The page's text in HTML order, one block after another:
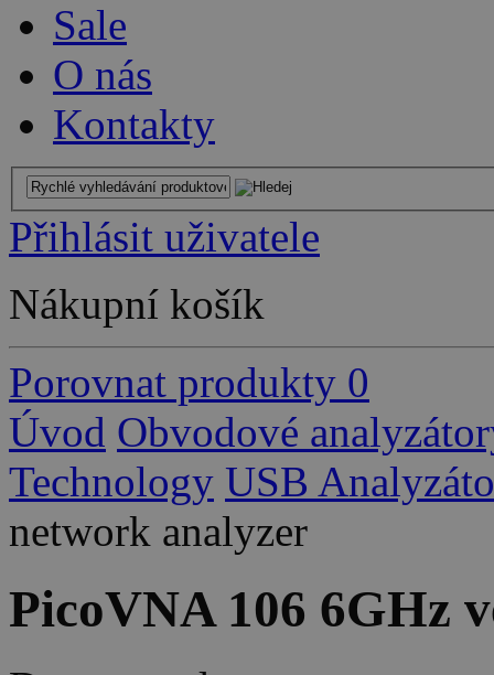
Sale
O nás
Kontakty
Přihlásit uživatele
Nákupní košík
Porovnat produkty 0
Úvod Obvodové
Technology USB
network analyzer
PicoVNA 106 6GHz